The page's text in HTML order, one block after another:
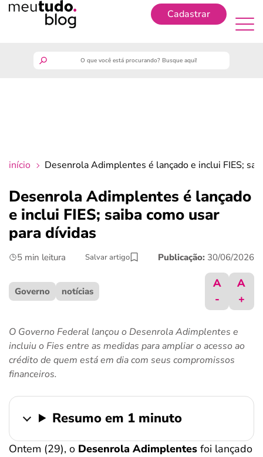
Cadastrar
crédito fácil
início Desenrola Adimplentes é lançado e inclui FIES;
Desenrola Adimplentes é lançado
e inclui FIES; saiba como usar
para dívidas
5 min leitura Salvar artigo Publicação: 30/06/2026
Governo notícias
A
-
A
+
O Governo Federal lançou o Desenrola Adimplentes e
incluiu o Fies entre as medidas para ampliar o acesso ao
crédito de quem está em dia com seus compromissos
financeiros.
Resumo em 1 minuto
Ontem (29), o Desenrola Adimplentes foi lançado